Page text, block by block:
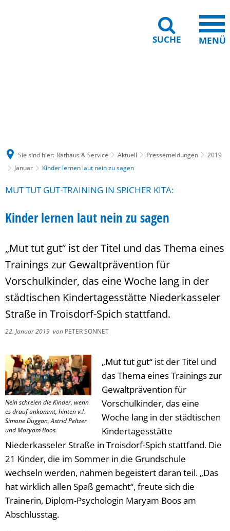
SUCHE MENÜ
Sie sind hier: Rathaus & Service Aktuell Pressemeldungen
2019
Januar
Kinder lernen laut nein zu sagen
MUT TUT GUT-TRAINING IN SPICHER KITA:
Kinder lernen laut nein zu sagen
„Mut tut gut“ ist der Titel und das Thema eines
Trainings zur Gewaltprävention für
Vorschulkinder, das eine Woche lang in der
städtischen Kindertagesstätte Niederkasseler
Straße in Troisdorf-Spich stattfand.
22. Januar 2019 von PETER SONNET
Nein schreien die Kinder, wenn
es drauf ankommt, hinten v.l.
Simone Duggan, Astrid Peltzer
und Maryam Boos.
„Mut tut gut“ ist der Titel und
das Thema eines Trainings zur
Gewaltprävention für
Vorschulkinder, das eine
Woche lang in der städtischen
Kindertagesstätte
Niederkasseler Straße in Troisdorf-Spich stattfand. Die
21 Kinder, die im Sommer in die Grundschule
wechseln werden, nahmen begeistert daran teil. „Das
hat wirklich allen Spaß gemacht“, freute sich die
Trainerin, Diplom-Psychologin Maryam Boos am
Abschlusstag.